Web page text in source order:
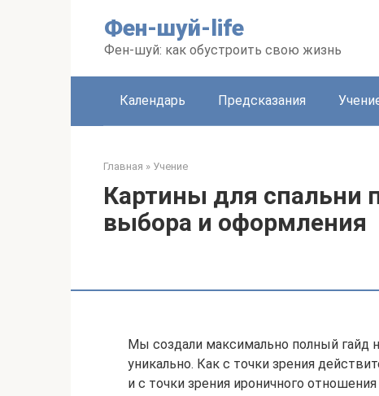
Фен-шуй-life
Фен-шуй: как обустроить свою жизнь
Календарь Предсказания
Главная » Учение
Картины для спальни
выбора и оформления
Мы создали максимально полный гайд
уникально. Как с точки зрения
и с точки зрения ироничного